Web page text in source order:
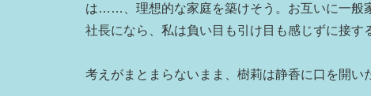
は……、理想的な家庭を築けそう。お互いに一般
社長になら、私は負い目も引け目も感じずに接
考えがまとまらないまま、樹莉は静香に口を開い